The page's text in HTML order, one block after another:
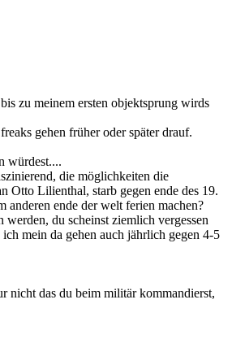
zu meinem ersten objektsprung wirds
gehen früher oder später drauf.
würdest....
die möglichkeiten die
Otto Lilienthal, starb gegen ende des 19.
anderen ende der welt ferien machen?
du scheinst ziemlich vergessen
mein da gehen auch jährlich gegen 4-5
nicht das du beim militär kommandierst,